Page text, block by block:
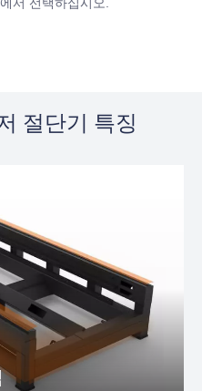
절단기 특징